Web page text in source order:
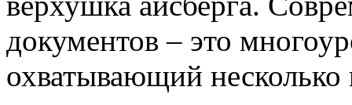
документов – это
охватывающий